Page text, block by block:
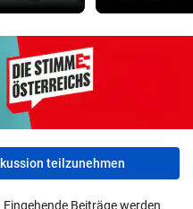
teilzunehmen
Beiträge werden